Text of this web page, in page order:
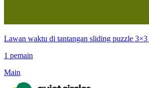
Lawan waktu di tantangan sliding puzzle 3×3
1 pemain
Main